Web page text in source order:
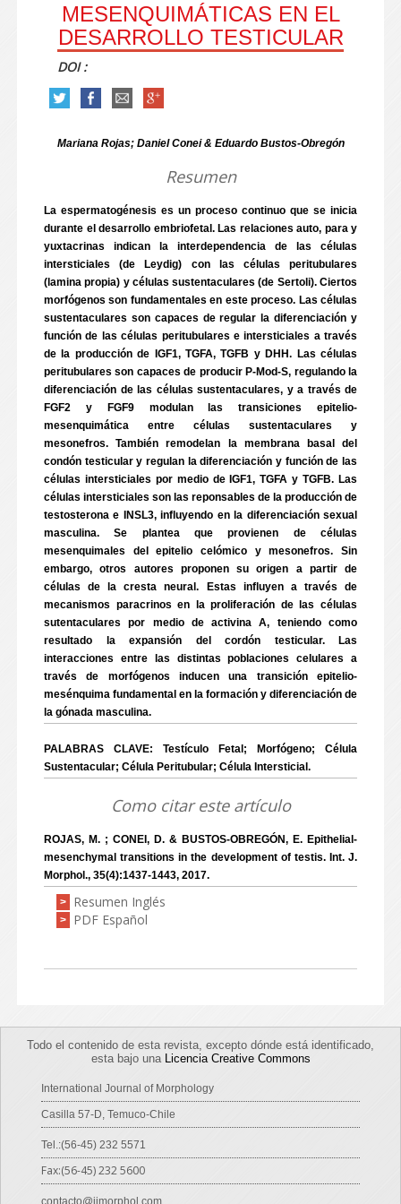
MESENQUIMÁTICAS EN EL
DESARROLLO TESTICULAR
DOI :
Mariana Rojas; Daniel Conei & Eduardo Bustos-Obregón
Resumen
La espermatogénesis es un proceso continuo que se inicia
durante el desarrollo embriofetal. Las relaciones auto, para y
yuxtacrinas indican la interdependencia de las células
intersticiales (de Leydig) con las células peritubulares
(lamina propia) y células sustentaculares (de Sertoli). Ciertos
morfógenos son fundamentales en este proceso. Las células
sustentaculares son capaces de regular la diferenciación y
función de las células peritubulares e intersticiales a través
de la producción de IGF1, TGFA, TGFB y DHH. Las células
peritubulares son capaces de producir P-Mod-S, regulando la
diferenciación de las células sustentaculares, y a través de
FGF2 y FGF9 modulan las transiciones epitelio-
mesenquimática entre células sustentaculares y
mesonefros. También remodelan la membrana basal del
condón testicular y regulan la diferenciación y función de las
células intersticiales por medio de IGF1, TGFA y TGFB. Las
células intersticiales son las reponsables de la producción de
testosterona e INSL3, influyendo en la diferenciación sexual
masculina. Se plantea que provienen de células
mesenquimales del epitelio celómico y mesonefros. Sin
embargo, otros autores proponen su origen a partir de
células de la cresta neural. Estas influyen a través de
mecanismos paracrinos en la proliferación de las células
sutentaculares por medio de activina A, teniendo como
resultado la expansión del cordón testicular. Las
interacciones entre las distintas poblaciones celulares a
través de morfógenos inducen una transición epitelio-
mesénquima fundamental en la formación y diferenciación de
la gónada masculina.
PALABRAS CLAVE: Testículo Fetal; Morfógeno; Célula
Sustentacular; Célula Peritubular; Célula Intersticial.
Como citar este artículo
ROJAS, M. ; CONEI, D. & BUSTOS-OBREGÓN, E. Epithelial-
mesenchymal transitions in the development of testis. Int. J.
Morphol., 35(4):1437-1443, 2017.
> Resumen Inglés
> PDF Español
Todo el contenido de esta revista, excepto dónde está identificado,
esta bajo una Licencia Creative Commons
International Journal of Morphology
Casilla 57-D, Temuco-Chile
Tel.:(56-45) 232 5571
Fax:(56-45) 232 5600
contacto@ijmorphol.com